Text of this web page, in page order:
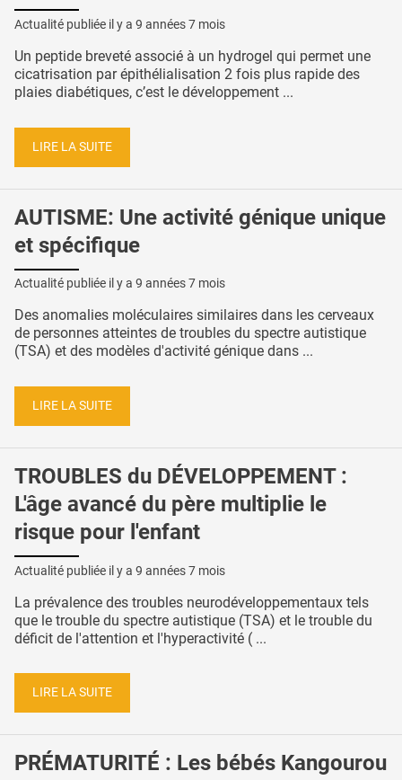
Actualité publiée il y a 9 années 7 mois
Un peptide breveté associé à un hydrogel qui permet une
cicatrisation par épithélialisation 2 fois plus rapide des
plaies diabétiques, c’est le développement ...
LIRE LA SUITE
AUTISME: Une activité génique unique
et spécifique
Actualité publiée il y a 9 années 7 mois
Des anomalies moléculaires similaires dans les cerveaux
de personnes atteintes de troubles du spectre autistique
(TSA) et des modèles d'activité génique dans ...
LIRE LA SUITE
TROUBLES du DÉVELOPPEMENT :
L'âge avancé du père multiplie le
risque pour l'enfant
Actualité publiée il y a 9 années 7 mois
La prévalence des troubles neurodéveloppementaux tels
que le trouble du spectre autistique (TSA) et le trouble du
déficit de l'attention et l'hyperactivité ( ...
LIRE LA SUITE
PRÉMATURITÉ : Les bébés Kangourou